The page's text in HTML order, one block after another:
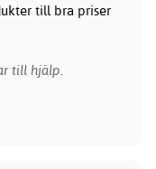
till bra priser
till hjälp.